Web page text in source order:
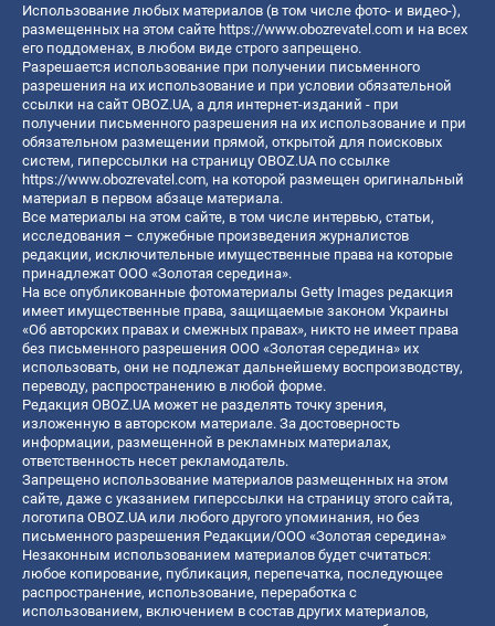
Использование любых материалов (в том числе фото- и видео-),
размещенных на этом сайте https://www.obozrevatel.com и на всех
его поддоменах, в любом виде строго запрещено.
Разрешается использование при получении письменного
разрешения на их использование и при условии обязательной
ссылки на сайт OBOZ.UA, а для интернет-изданий - при
получении письменного разрешения на их использование и при
обязательном размещении прямой, открытой для поисковых
систем, гиперссылки на страницу OBOZ.UA по ссылке
https://www.obozrevatel.com, на которой размещен оригинальный
материал в первом абзаце материала.
Все материалы на этом сайте, в том числе интервью, статьи,
исследования – служебные произведения журналистов
редакции, исключительные имущественные права на которые
принадлежат ООО «Золотая середина».
На все опубликованные фотоматериалы Getty Images редакция
имеет имущественные права, защищаемые законом Украины
«Об авторских правах и смежных правах», никто не имеет права
без письменного разрешения ООО «Золотая середина» их
использовать, они не подлежат дальнейшему воспроизводству,
переводу, распространению в любой форме.
Редакция OBOZ.UA может не разделять точку зрения,
изложенную в авторском материале. За достоверность
информации, размещенной в рекламных материалах,
ответственность несет рекламодатель.
Запрещено использование материалов размещенных на этом
сайте, даже с указанием гиперссылки на страницу этого сайта,
логотипа OBOZ.UA или любого другого упоминания, но без
письменного разрешения Редакции/ООО «Золотая середина»
Незаконным использованием материалов будет считаться:
любое копирование, публикация, перепечатка, последующее
распространение, использование, переработка с
использованием, включением в состав других материалов,